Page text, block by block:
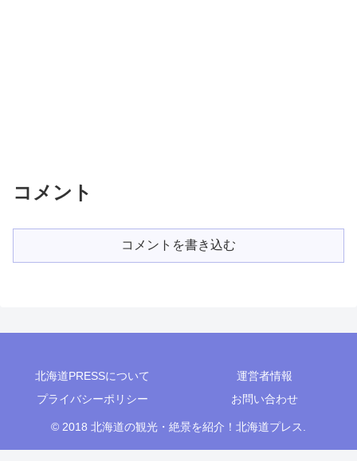
コメント
コメントを書き込む
北海道PRESSについて
運営者情報
プライバシーポリシー
お問い合わせ
© 2018 北海道の観光・絶景を紹介！北海道プレス.